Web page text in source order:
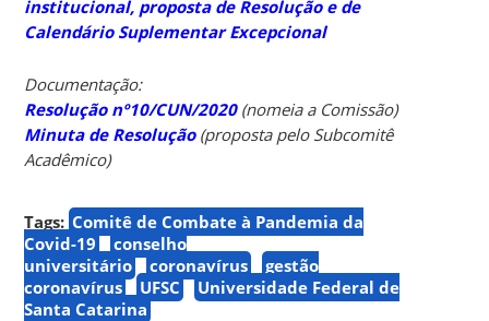
institucional, proposta de Resolução e de
Calendário Suplementar Excepcional
Documentação:
Resolução nº10/CUN/2020(nomeia a Comissão)
Minuta de Resolução(proposta pelo Subcomitê
Acadêmico)
Tags: Comitê de Combate à Pandemia da
Covid-19
conselho
universitário
coronavírus
gestão
coronavírus
UFSC
Universidade Federal de
Santa Catarina